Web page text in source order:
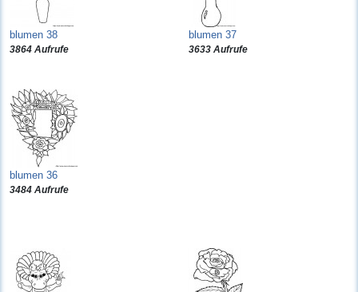
blumen 38
3864 Aufrufe
blumen 37
3633 Aufrufe
blumen 36
3484 Aufrufe